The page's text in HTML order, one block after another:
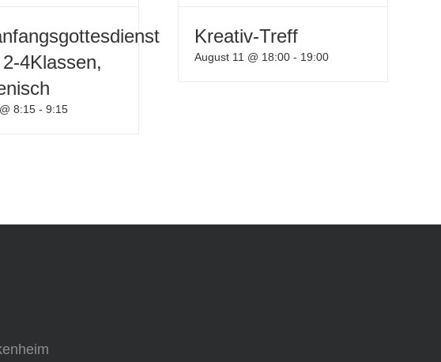
4Klassen,
8:15 -9:15
Kreativ-Treff
August 11 @ 18:00- 19:00